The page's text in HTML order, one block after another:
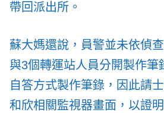
帶回派出所。
蘇大媽還說，員警並未依偵
與3個轉運站人員分開製作筆
自答方式製作筆錄，因此請
和欣相關監視器畫面，以證